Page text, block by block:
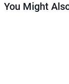
You Might